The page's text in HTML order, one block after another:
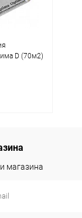
D (70м2)
магазина